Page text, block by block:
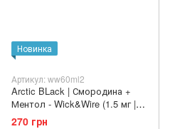
Новинка
Артикул: ww60ml2
Arctic BLack | Смородина +
Ментол - Wick&Wire (1.5 мг |
60 мл)
270 грн